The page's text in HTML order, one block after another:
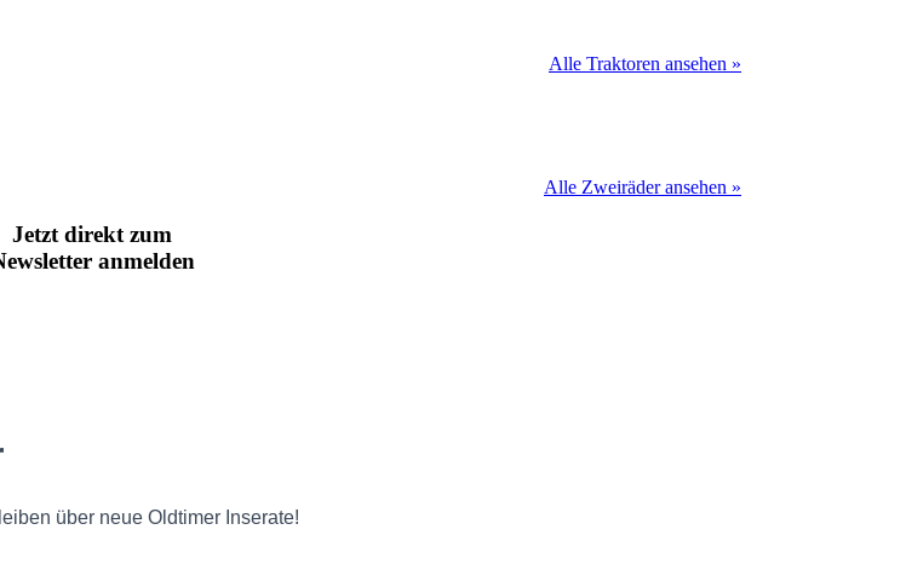
Alle Traktoren ansehen »
Alle Zweiräder ansehen »
Jetzt direkt zum
anmelden